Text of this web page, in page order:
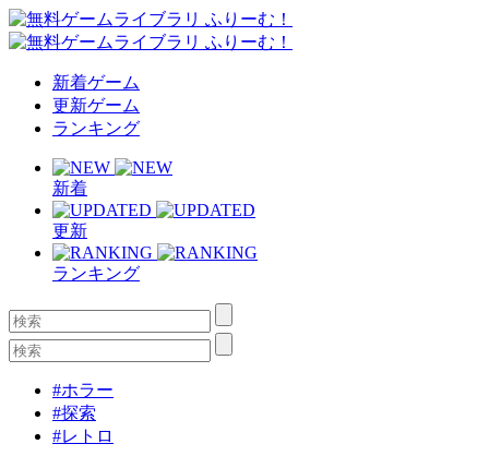
新着ゲーム
更新ゲーム
ランキング
新着
更新
ランキング
#ホラー
#探索
#レトロ